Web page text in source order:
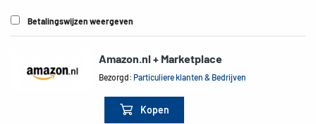
Betalingswijzen weergeven
Amazon.nl + Marketplace
Bezorgd:Particuliere klanten & Bedrijven
Kopen